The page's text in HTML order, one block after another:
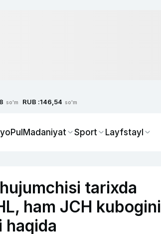
so'm RUB :146,54 so'm
PulMadaniyat Sport Layfstayl
tarixda
ham JCH kubogini
haqida